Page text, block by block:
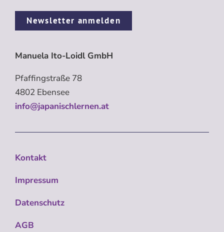
Newsletter anmelden
Manuela Ito-Loidl GmbH
Pfaffingstraße 78
4802 Ebensee
info@japanischlernen.at
Kontakt
Impressum
Datenschutz
AGB